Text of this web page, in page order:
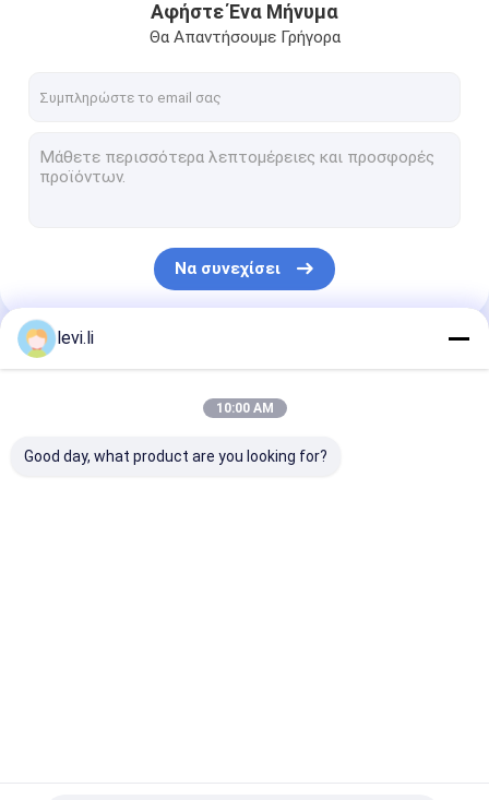
Αφήστε Ένα Μήνυμα
Θα Απαντήσουμε Γρήγορα
Να συνεχίσει
Οι Κατηγορίες Μας
levi.li
10:00 AM
Good day, what product are you looking for?